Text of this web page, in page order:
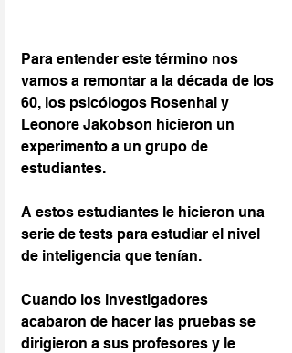
Para entender este término nos
vamos a remontar a la década de los
60, los psicólogos Rosenhal y
Leonore Jakobson hicieron un
experimento a un grupo de
estudiantes.
A estos estudiantes le hicieron una
serie de tests para estudiar el nivel
de inteligencia que tenían.
Cuando los investigadores
acabaron de hacer las pruebas se
dirigieron a sus profesores y le